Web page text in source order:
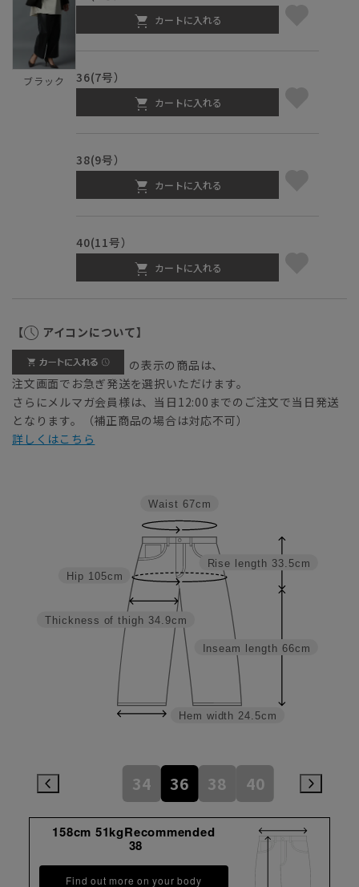
ブラック
カートに入れる
36(7号）
カートに入れる
38(9号）
カートに入れる
40(11号）
カートに入れる
【 アイコンについて】
の表示の商品は、
注文画面でお急ぎ発送を選択いただけます。
さらにメルマガ会員様は、当日12:00までのご注文で当日発送
となります。（補正商品の場合は対応不可）
詳しくはこちら
Inseam length 66cm
Rise length 33.5cm
Hem width 24.5cm
Thickness of thigh 34.9cm
Hip 105cm
Waist 67cm
34 36 38 40
158cm 51kgRecommended
38
Find out more on your body